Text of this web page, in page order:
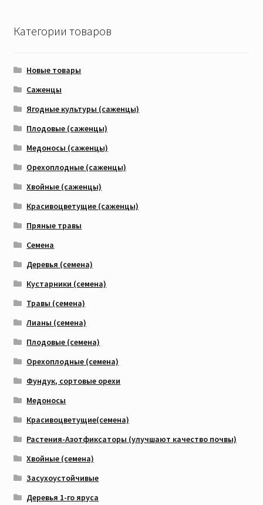
Категории товаров
Новые товары
Саженцы
Ягодные культуры (саженцы)
Плодовые (саженцы)
Медоносы (саженцы)
Орехоплодные (саженцы)
Хвойные (саженцы)
Красивоцветущие (саженцы)
Пряные травы
Семена
Деревья (семена)
Кустарники (семена)
Травы (семена)
Лианы (семена)
Плодовые (семена)
Орехоплодные (семена)
Фундук, сортовые орехи
Медоносы
Красивоцветущие(семена)
Растения-Азотфиксаторы (улучшают качество почвы)
Хвойные (семена)
Засухоустойчивые
Деревья 1-го яруса